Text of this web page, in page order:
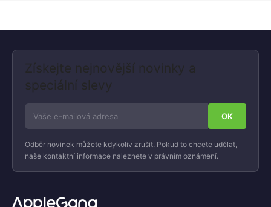
Získejte nejnovější novinky a
speciální slevy
Odběr novinek můžete kdykoliv zrušit. Pokud to chcete udělat,
naše kontaktní informace naleznete v právním oznámení.